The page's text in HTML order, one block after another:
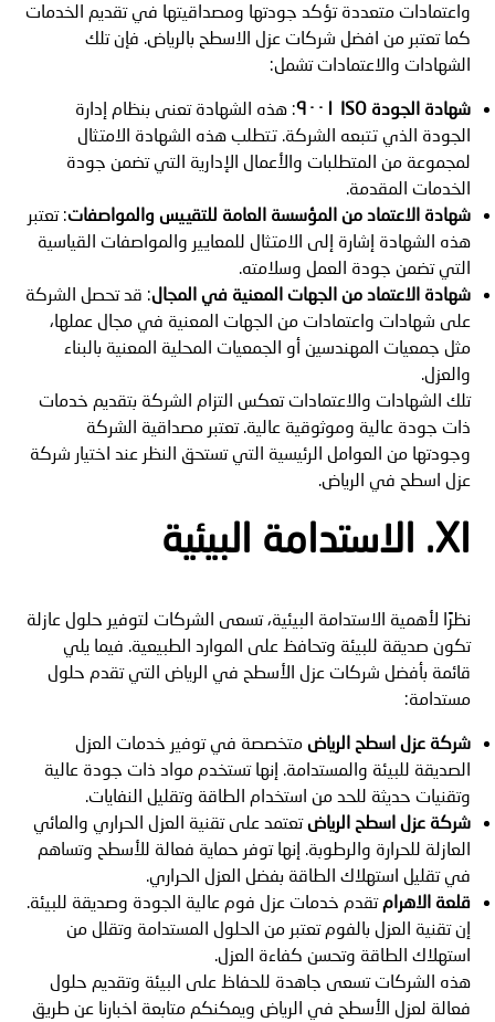
واعتمادات متعددة تؤكد جودتها ومصداقيتها في تقديم الخدمات
كما تعتبر من افضل شركات عزل الاسطح بالرياض. فإن تلك
الشهادات والاعتمادات تشمل:
شهادة الجودة ISO ٩٠٠١
: هذه الشهادة تعنى بنظام إدارة
الجودة الذي تتبعه الشركة. تتطلب هذه الشهادة الامتثال
لمجموعة من المتطلبات والأعمال الإدارية التي تضمن جودة
الخدمات المقدمة.
شهادة الاعتماد من المؤسسة العامة للتقييس والمواصفات: تعتبر
هذه الشهادة إشارة إلى الامتثال للمعايير والمواصفات القياسية
التي تضمن جودة العمل وسلامته.
شهادة الاعتماد من الجهات المعنية في المجال: قد تحصل الشركة
على شهادات واعتمادات من الجهات المعنية في مجال عملها،
مثل جمعيات المهندسين أو الجمعيات المحلية المعنية بالبناء
والعزل.
تلك الشهادات والاعتمادات تعكس التزام الشركة بتقديم خدمات
ذات جودة عالية وموثوقية عالية. تعتبر مصداقية الشركة
وجودتها من العوامل الرئيسية التي تستحق النظر عند اختيار شركة
عزل اسطح في الرياض.
XI. الاستدامة البيئية
نظرًا لأهمية الاستدامة البيئية، تسعى الشركات لتوفير حلول عازلة
تكون صديقة للبيئة وتحافظ على الموارد الطبيعية. فيما يلي
قائمة بأفضل شركات عزل الأسطح في الرياض التي تقدم حلول
مستدامة:
شركة عزل اسطح الرياض متخصصة في توفير خدمات العزل
الصديقة للبيئة والمستدامة. إنها تستخدم مواد ذات جودة عالية
وتقنيات حديثة للحد من استخدام الطاقة وتقليل النفايات.
شركة عزل اسطح الرياضتعتمد على تقنية العزل الحراري والمائي
العازلة للحرارة والرطوبة. إنها توفر حماية فعالة للأسطح وتساهم
في تقليل استهلاك الطاقة بفضل العزل الحراري.
قلعة الاهرام تقدم خدمات عزل فوم عالية الجودة وصديقة للبيئة.
إن تقنية العزل بالفوم تعتبر من الحلول المستدامة وتقلل من
استهلاك الطاقة وتحسن كفاءة العزل.
هذه الشركات تسعى جاهدة للحفاظ على البيئة وتقديم حلول
فعالة لعزل الأسطح في الرياض ويمكنكم متابعة اخبارنا عن طريق